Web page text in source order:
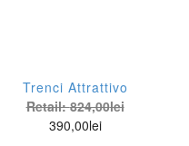
Trenci Attrattivo
Retail:824,00lei
390,00lei